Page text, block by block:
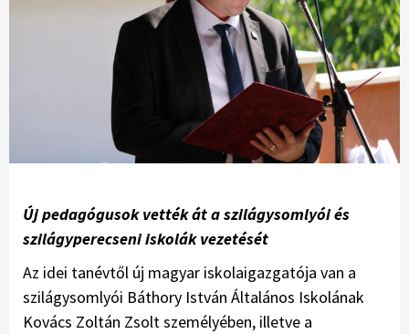
Új pedagógusok vették át a szilágysomlyói és
szilágyperecseni iskolák vezetését
Az idei tanévtől új magyar iskolaigazgatója van a
szilágysomlyói Báthory István Általános Iskolának
Kovács Zoltán Zsolt személyében, illetve a